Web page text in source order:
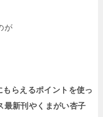
が
らえるポイントを使っ
最新刊やくまがい杏子